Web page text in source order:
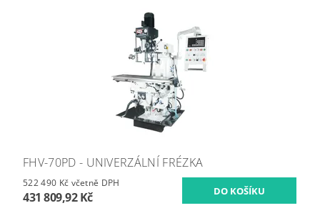
FHV-70PD - UNIVERZÁLNÍ FRÉZKA
522 490 Kč včetně DPH
431 809,92 Kč